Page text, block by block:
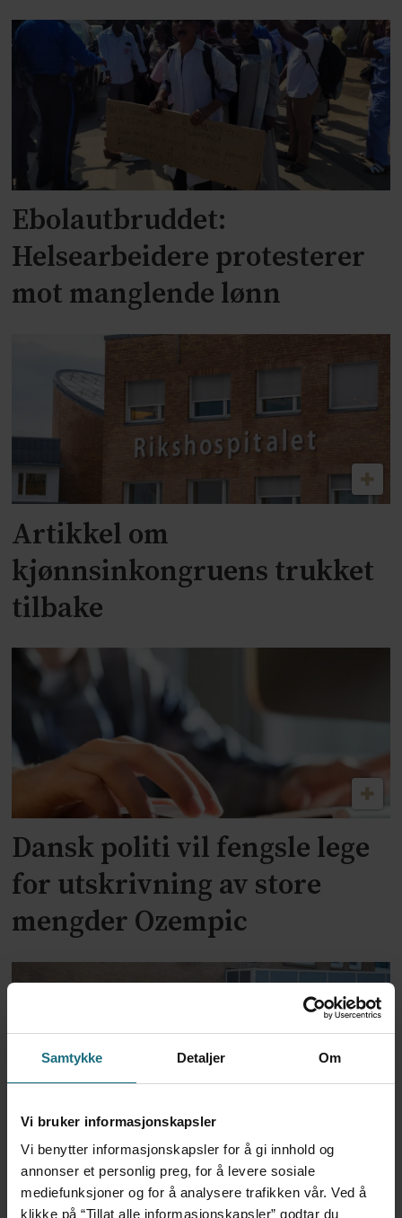
Samtykke Detaljer Om
Vi bruker informasjonskapsler
Vi benytter informasjonskapsler for å gi innhold og
annonser et personlig preg, for å levere sosiale
mediefunksjoner og for å analysere trafikken vår. Ved å
klikke på “Tillat alle informasjonskapsler” godtar du
Ebolautbruddet:
Helsearbeidere protesterer
mot manglende lønn
Artikkel om
kjønnsinkongruens trukket
tilbake
Dansk politi vil fengsle lege
for utskrivning av store
mengder Ozempic
Feilmedisinert i 18 år – får
millionerstatning